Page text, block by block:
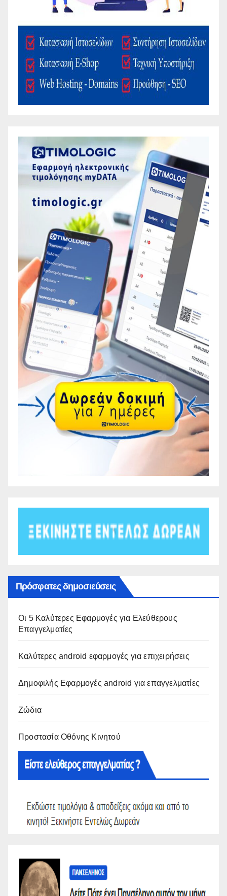
Πρόσφατες δημοσιεύσεις
Οι 5 Καλύτερες Εφαρμογές για Ελεύθερους
Επαγγελματίες
Καλύτερες android εφαρμογές για επιχειρήσεις
Δημοφιλής Εφαρμογές android για επαγγελματίες
Ζώδια
Προστασία Οθόνης Κινητού